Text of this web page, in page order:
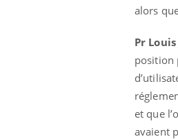
alors
Pr
position
et que
avaient